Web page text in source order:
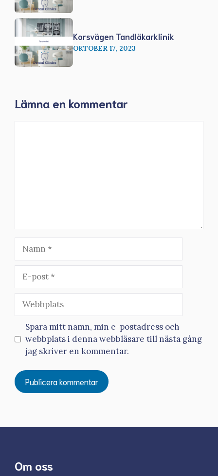
Korsvägen Tandläkarklinik
OKTOBER 17, 2023
Lämna en kommentar
post
Webbplats
Spara mitt namn, min e-postadress och
webbplats i denna webbläsare till nästa gång
jag skriver en kommentar.
Om oss